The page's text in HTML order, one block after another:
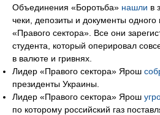
Объединения «Боротьба» нашли в
чеки, депозиты и документы одного
«Правого сектора». Все они
студента, который оперировал
в валюте и гривнях.
Лидер «Правого сектора» Ярош
президенты Украины.
Лидер «Правого сектора» Ярош
по которому российский газ